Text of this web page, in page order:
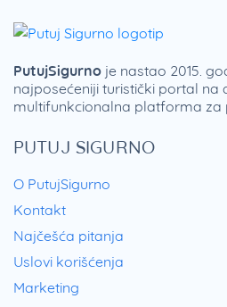
PUTUJ SIGURNO
O PutujSigurno
Kontakt
Najčešća pitanja
Uslovi korišćenja
Marketing
PutujSigurno je nastao 2015.
najposećeniji turistički portal na
multifunkcionalna platforma za